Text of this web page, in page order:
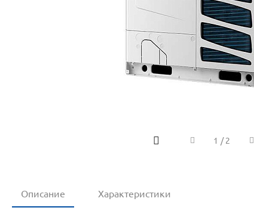
1 / 2
Описание Характеристики